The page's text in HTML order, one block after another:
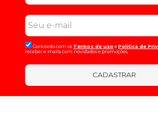
Concordo com os Termos de uso ePolitica de
receber e-mails com novidades e promoções.
CADASTRAR